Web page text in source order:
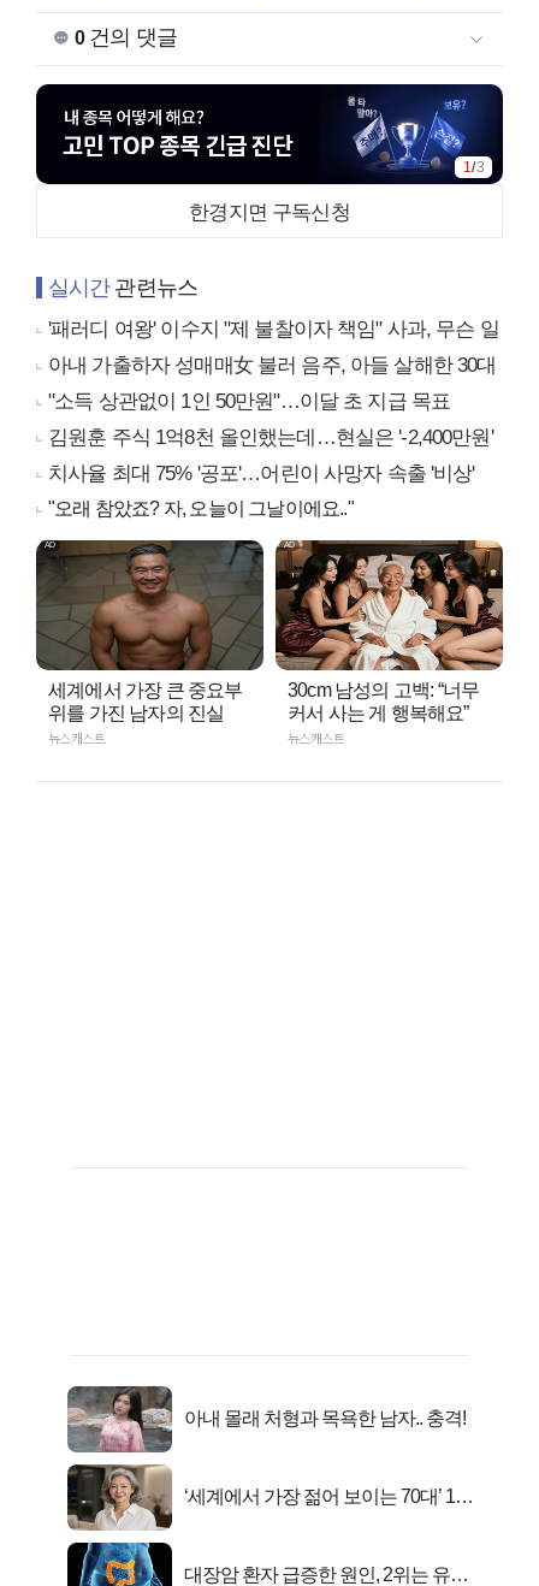
0건의 댓글
1/3
한경지면 구독신청
실시간관련뉴스
'패러디 여왕' 이수지 "제 불찰이자 책임" 사과, 무슨 일
아내 가출하자 성매매女 불러 음주, 아들 살해한 30대
"소득 상관없이 1인 50만원"…이달 초 지급 목표
김원훈 주식 1억8천 올인했는데…현실은 '-2,400만원'
치사율 최대 75% '공포'…어린이 사망자 속출 '비상'
"오래 참았죠? 자, 오늘이 그날이에요.."
세계에서 가장 큰 중요부
위를 가진 남자의 진실
뉴스캐스트
30cm 남성의 고백: “너무
커서 사는 게 행복해요”
뉴스캐스트
아내 몰래 처형과 목욕한 남자.. 충격!
‘세계에서 가장 젊어 보이는 70대’ 1위
대장암 환자 급증한 원인, 2위는 유산